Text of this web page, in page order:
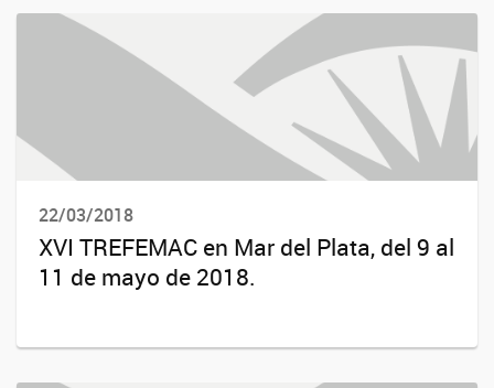
22/03/2018
XVI TREFEMAC en Mar del Plata, del 9 al
11 de mayo de 2018.